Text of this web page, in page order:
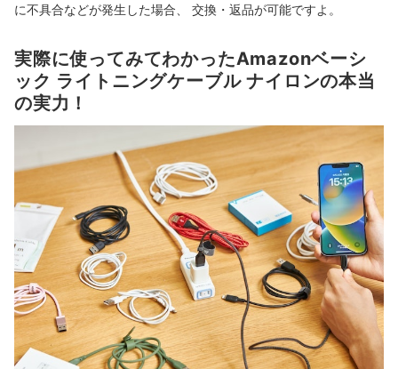
に不具合などが発生した場合、 交換・返品が可能ですよ。
実際に使ってみてわかったAmazonベーシ
ック ライトニングケーブル ナイロンの本当
の実力！